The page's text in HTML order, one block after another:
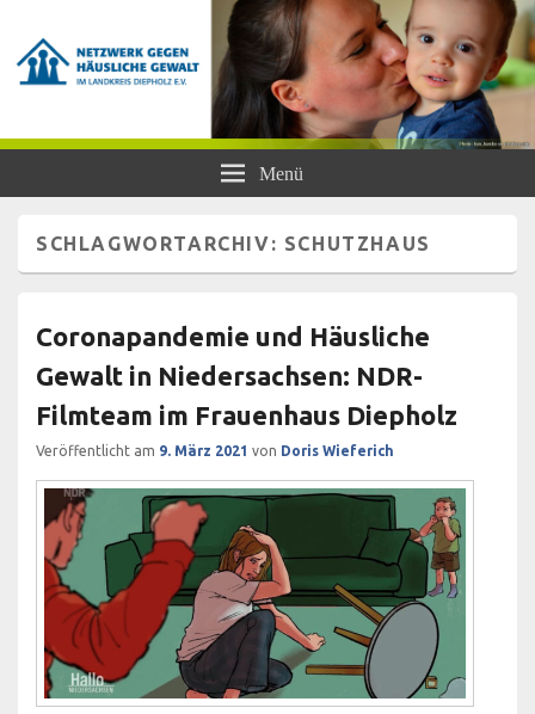
Netzwerk gegen Häusliche Gewalt
Frauen- und Kinderschutzhaus Diepholz, Beratungsstellen für Frauen und
Mädchen, BISS
Menü
SCHLAGWORTARCHIV: SCHUTZHAUS
Coronapandemie und Häusliche
Gewalt in Niedersachsen: NDR-
Filmteam im Frauenhaus Diepholz
Veröffentlicht am 9. März 2021 von Doris Wieferich